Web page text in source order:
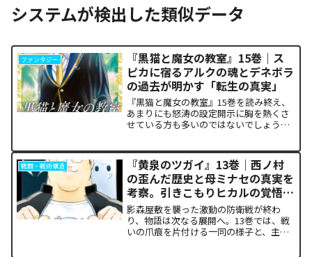
システムが検出した類似データ
ファンタジー
『黒猫と魔女の教室』15巻｜ス
ピカに宿るアルクの魂とデネボラ
の過去が明かす「転生の真実」
『黒猫と魔女の教室』15巻を読み終え、
あまりにも怒涛の設定開示に胸を熱くさ
せている方も多いのではないでしょう
ドの裏側で、本作最大のミステリーであ
った「アルクの正体」と...
戦闘・戦術構造
『黄泉のツガイ』13巻｜西ノ村
の歪んだ歴史と母ミナセの真実を
考察。引きこもりヒカルの覚悟に
震える理由
影森屋敷を襲った激動の防衛戦が終わ
り、物語は次なる展開へ。13巻では、戦
いの爪痕を片付ける一同の様子と、主人